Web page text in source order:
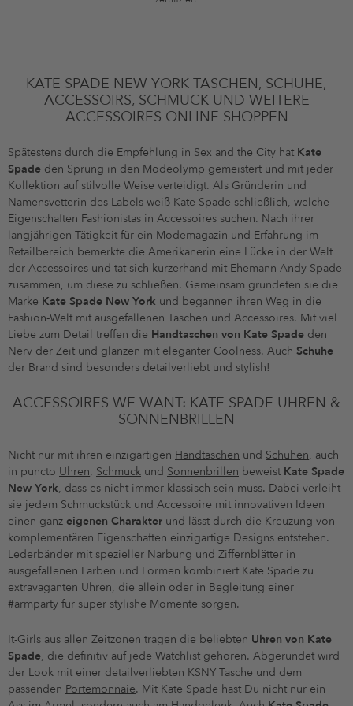
KATE SPADE NEW YORK TASCHEN, SCHUHE,
ACCESSOIRS, SCHMUCK UND WEITERE
ACCESSOIRES ONLINE SHOPPEN
Spätestens durch die Empfehlung in Sex and the City hat Kate
Spade den Sprung in den Modeolymp gemeistert und mit jeder
Kollektion auf stilvolle Weise verteidigt. Als Gründerin und
Namensvetterin des Labels weiß Kate Spade schließlich, welche
Eigenschaften Fashionistas in Accessoires suchen. Nach ihrer
langjährigen Tätigkeit für ein Modemagazin und Erfahrung im
Retailbereich bemerkte die Amerikanerin eine Lücke in der Welt
der Accessoires und tat sich kurzerhand mit Ehemann Andy Spade
zusammen, um diese zu schließen. Gemeinsam gründeten sie die
Marke Kate Spade New York und begannen ihren Weg in die
Fashion-Welt mit ausgefallenen Taschen und Accessoires. Mit viel
Liebe zum Detail treffen die Handtaschen von Kate Spade den
Nerv der Zeit und glänzen mit eleganter Coolness. Auch Schuhe
der Brand sind besonders detailverliebt und stylish!
ACCESSOIRES WE WANT: KATE SPADE UHREN &
SONNENBRILLEN
Nicht nur mit ihren einzigartigen Handtaschen und Schuhen, auch
in puncto Uhren, Schmuck und Sonnenbrillen beweist Kate Spade
New York, dass es nicht immer klassisch sein muss. Dabei verleiht
sie jedem Schmuckstück und Accessoire mit innovativen Ideen
einen ganz eigenen Charakter und lässt durch die Kreuzung von
komplementären Eigenschaften einzigartige Designs entstehen.
Lederbänder mit spezieller Narbung und Ziffernblätter in
ausgefallenen Farben und Formen kombiniert Kate Spade zu
extravaganten Uhren, die allein oder in Begleitung einer
#armparty für super stylishe Momente sorgen.
It-Girls aus allen Zeitzonen tragen die beliebten Uhren von Kate
Spade, die definitiv auf jede Watchlist gehören. Abgerundet wird
der Look mit einer detailverliebten KSNY Tasche und dem
passenden Portemonnaie. Mit Kate Spade hast Du nicht nur ein